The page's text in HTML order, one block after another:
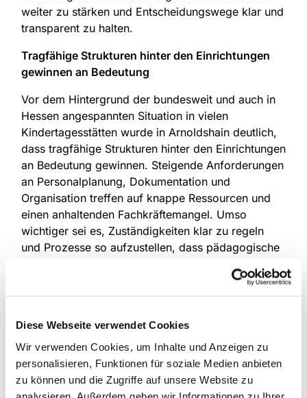
Diese Webseite verwendet Cookies
Wir verwenden Cookies, um Inhalte und Anzeigen zu
personalisieren, Funktionen für soziale Medien anbieten
zu können und die Zugriffe auf unsere Website zu
weiter zu stärken und Entscheidungswege klar und
transparent zu halten.
Tragfähige Strukturen hinter den Einrichtungen
gewinnen an Bedeutung
Vor dem Hintergrund der bundesweit und auch in
Hessen angespannten Situation in vielen
Kindertagesstätten wurde in Arnoldshain deutlich,
dass tragfähige Strukturen hinter den Einrichtungen
an Bedeutung gewinnen. Steigende Anforderungen
an Personalplanung, Dokumentation und
Organisation treffen auf knappe Ressourcen und
einen anhaltenden Fachkräftemangel. Umso
wichtiger sei es, Zuständigkeiten klar zu regeln
und Prozesse so aufzustellen, dass pädagogische
System Kita
Die Geschäftsstelle versteht sich dabei zunehmend
als stabilisierender Faktor im System
Kindertagesstätte. Während die gesellschaftlichen